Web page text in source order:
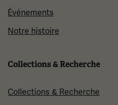
Événements
Notre histoire
Collections & Recherche
Collections & Recherche